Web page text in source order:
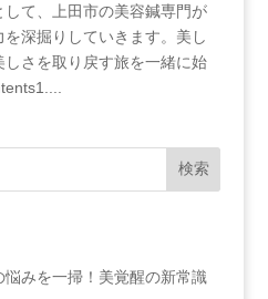
て、上田市の美容鍼専門が
深掘りしていきます。美し
さを取り戻す旅を一緒に始
検索
悩みを一掃！美覚醒の新常識